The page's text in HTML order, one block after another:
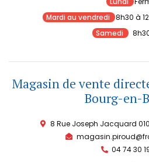
Mardi au vendredi
8h30 à
Samedi
Magasin de vente
Bourg-en-
8 Rue Joseph Jacquard
04 74 30